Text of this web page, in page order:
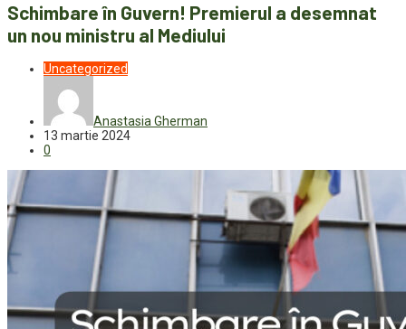
Schimbare în Guvern! Premierul a desemnat
un nou ministru al Mediului
Uncategorized
Anastasia Gherman
13 martie 2024
0